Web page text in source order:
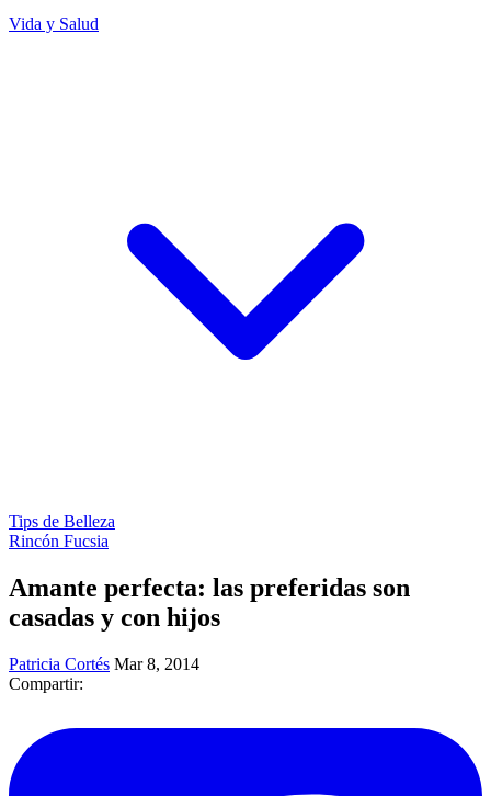
Vida y Salud
Tips de Belleza
Rincón Fucsia
Amante perfecta: las preferidas son
casadas y con hijos
Patricia Cortés Mar 8, 2014
Compartir: